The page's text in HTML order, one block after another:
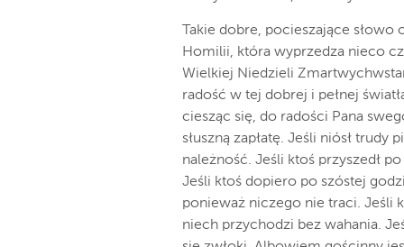
Takie dobre, pocieszające
Homilii, która wyprzedza nieco
Wielkiej Niedzieli
radość w tej dobrej i pełnej
ciesząc się, do radości Pana
słuszną zapłatę. Jeśli niósł
należność. Jeśli ktoś przyszedł
Jeśli ktoś dopiero po szóstej
ponieważ niczego nie traci. Jeśli
niech przychodzi bez wahania.